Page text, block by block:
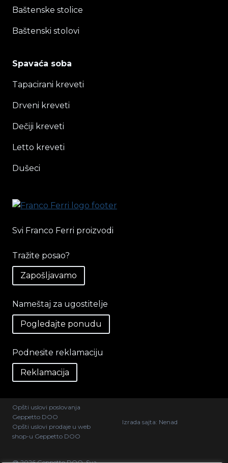
Baštenske stolice
Baštenski stolovi
Spavaća soba
Tapacirani kreveti
Drveni kreveti
Dečiji kreveti
Letto kreveti
Dušeci
Svi Franco Ferri proizvodi
Tražite posao?
Zapošljavamo
Nameštaj za ugostitelje
Pogledajte ponudu
Podnesite reklamaciju
Reklamacija
Opšti uslovi poslovanja
Geppetto DOO
Opšti uslovi prodaje u web
shop-u Geppetto DOO
Izrada sajta: Nenad